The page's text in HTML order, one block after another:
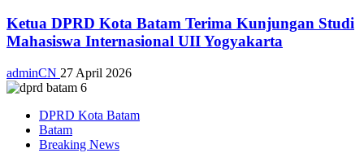
Ketua DPRD Kota Batam Terima Kunjungan Studi
Mahasiswa Internasional UII Yogyakarta
adminCN 27 April 2026
DPRD Kota Batam
Batam
Breaking News